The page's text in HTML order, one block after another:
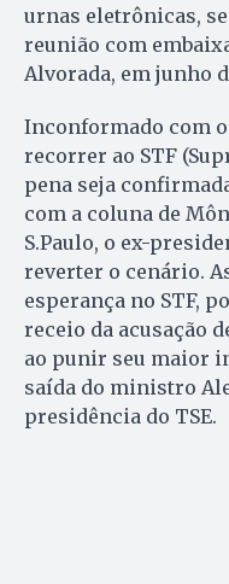
urnas eletrônicas,
reunião com
Alvorada, em junho
Inconformado com
recorrer ao STF
pena seja
com a coluna de
S.Paulo, o ex-
reverter o cenário.
esperança no STF,
receio da acusação
ao punir seu maior
saída do ministro
presidência do TSE.